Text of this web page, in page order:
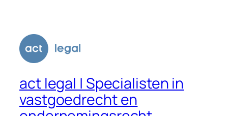
act legal | Specialisten in
vastgoedrecht en